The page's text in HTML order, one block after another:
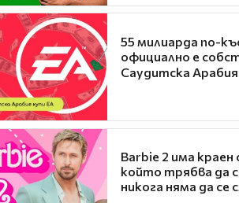
55 милиарда по-
официално е
Саудитска
Barbie 2 има краен
който трябва да
никога няма да се